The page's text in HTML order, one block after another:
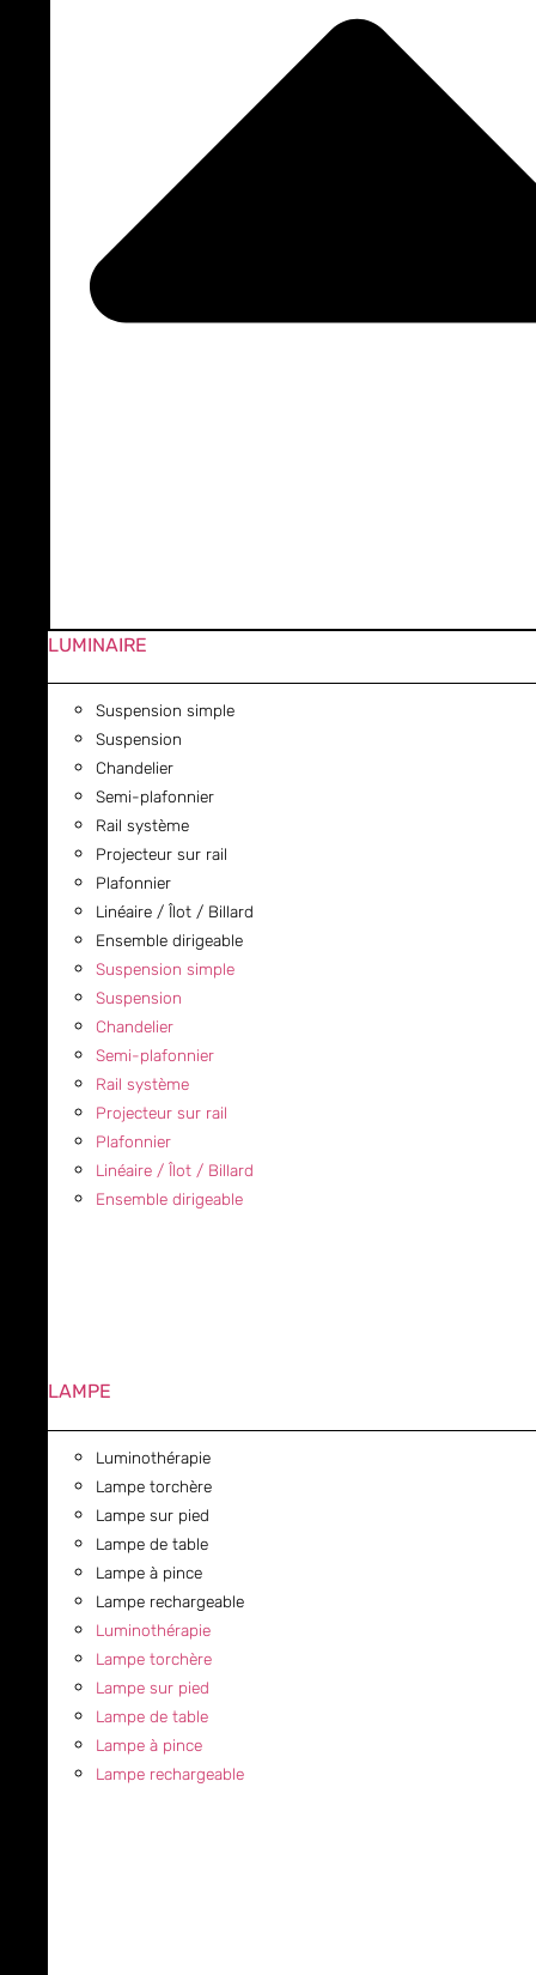
LUMINAIRE
Suspension simple
Suspension
Chandelier
Semi-plafonnier
Rail système
Projecteur sur rail
Plafonnier
Linéaire / Îlot / Billard
Ensemble dirigeable
Suspension simple
Suspension
Chandelier
Semi-plafonnier
Rail système
Projecteur sur rail
Plafonnier
Linéaire / Îlot / Billard
Ensemble dirigeable
LAMPE
Luminothérapie
Lampe torchère
Lampe sur pied
Lampe de table
Lampe à pince
Lampe rechargeable
Luminothérapie
Lampe torchère
Lampe sur pied
Lampe de table
Lampe à pince
Lampe rechargeable